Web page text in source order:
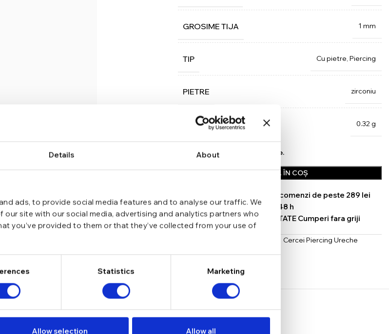
Details About
ads, to provide social media features and to analyse our traffic. We
site with our social media, advertising and analytics partners who
you’ve provided to them or that they’ve collected from your use of
Statistics Marketing
Allow selection Allow all
GROSIME TIJA 1 mm
TIP Cu pietre, Piercing
PIETRE zirconiu
GREUTATE 0.32 g
In stoc - Livrare in 24-48 ore.
ADAUGĂ ÎN COȘ
TRANSPORT GRATUIT la comenzi de peste 289 lei
SCHIMB/RETUR RAPID in 48 h
GARANTIE DE CONFORMITATE Cumperi fara griji
Cercei Piercing Ureche